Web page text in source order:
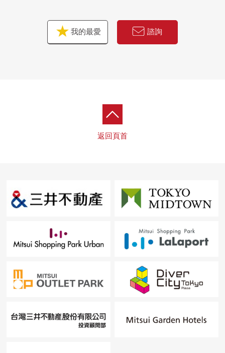
我的最愛 諮詢
返回頁首